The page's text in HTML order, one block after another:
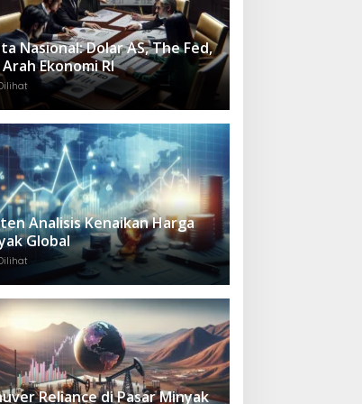
Nasional: Dolar AS, The Fed,
Ekonomi RI
Analisis Kenaikan Harga
Global
Reliance di Pasar Minyak